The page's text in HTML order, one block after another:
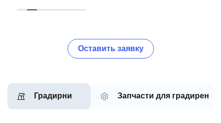
Оставить заявку
Градирни Запчасти для градирен